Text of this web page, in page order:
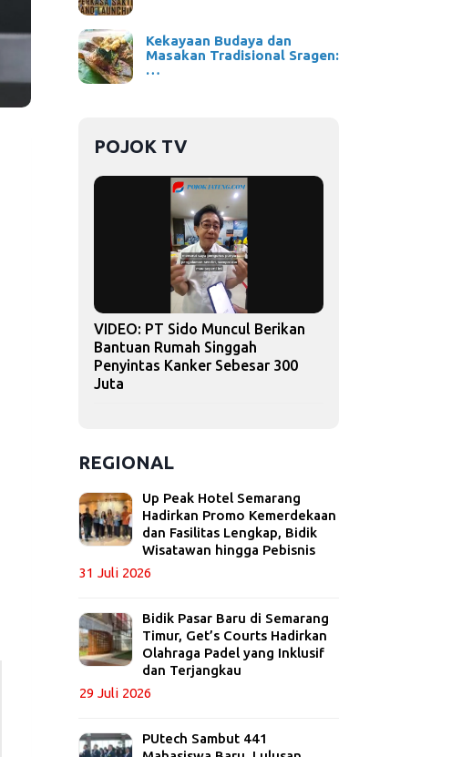
Kekayaan Budaya dan
Masakan Tradisional Sragen:
…
POJOK TV
VIDEO: PT Sido Muncul Berikan
Bantuan Rumah Singgah
Penyintas Kanker Sebesar 300
Juta
REGIONAL
Up Peak Hotel Semarang
Hadirkan Promo Kemerdekaan
dan Fasilitas Lengkap, Bidik
Wisatawan hingga Pebisnis
31 Juli 2026
Bidik Pasar Baru di Semarang
Timur, Get’s Courts Hadirkan
Olahraga Padel yang Inklusif
dan Terjangkau
29 Juli 2026
PUtech Sambut 441